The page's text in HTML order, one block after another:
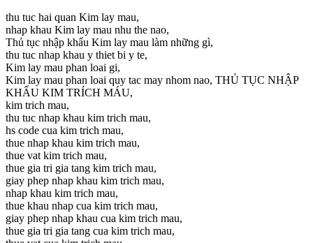
thu tuc hai quan Kim lay mau,
nhap khau Kim lay mau nhu the nao,
Thủ tục nhập khẩu Kim lay mau làm những gì,
thu tuc nhap khau y thiet bi y te,
Kim lay mau phan loai gi,
Kim lay mau phan loai quy tac may nhom nao, THỦ TỤC NHẬP
KHẨU KIM TRÍCH MÁU,
kim trich mau,
thu tuc nhap khau kim trich mau,
hs code cua kim trich mau,
thue nhap khau kim trich mau,
thue vat kim trich mau,
thue gia tri gia tang kim trich mau,
giay phep nhap khau kim trich mau,
nhap khau kim trich mau,
thue khau nhap cua kim trich mau,
giay phep nhap khau cua kim trich mau,
thue gia tri gia tang cua kim trich mau,